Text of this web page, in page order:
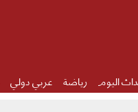
اليوم رياضة عربي دولي